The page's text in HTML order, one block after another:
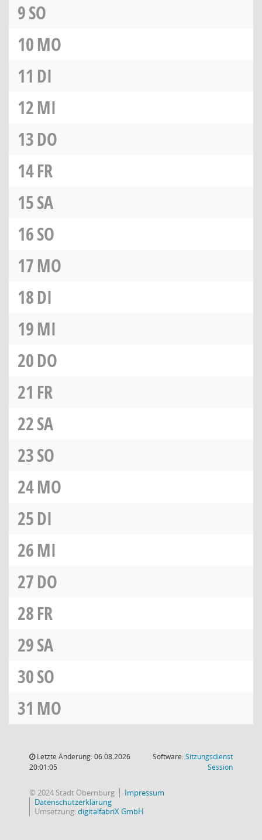
9SO
10MO
11 DI
12MI
13DO
14FR
15SA
16SO
17MO
18DI
19MI
20DO
21 FR
22SA
23SO
24MO
25DI
26MI
27DO
28FR
29SA
30SO
31 MO
Letzte Änderung: 06.08.2026
20:01:05
Software:Sitzungsdienst
Session(Wird in
© 2024 Stadt Obernburg
Impressum
Datenschutzerklärung
Umsetzung:digitalfabriX GmbH